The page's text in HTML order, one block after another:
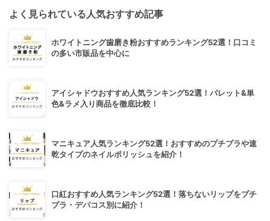
よく見られている人気おすすめ記事
ホワイトニング歯磨き粉おすすめランキング52選！口コミ
の多い市販品を中心に
アイシャドウおすすめ人気ランキング52選！パレット&単
色&ラメ入り商品を徹底比較！
マニキュア人気ランキング52選！おすすめのプチプラや速
乾タイプのネイルポリッシュを紹介！
口紅おすすめ人気ランキング52選！落ちないリップをプチ
プラ・デパコス別に紹介！